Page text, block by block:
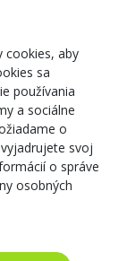
cookies, aby
sa
používania
a sociálne
o
svoj
o správe
osobných